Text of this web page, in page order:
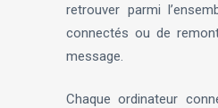
retrouver parmi
connectés ou de
message.
Chaque ordinateur